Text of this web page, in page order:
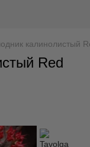
калинолистый
​​Red